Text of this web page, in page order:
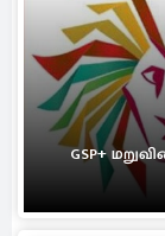
GSP+